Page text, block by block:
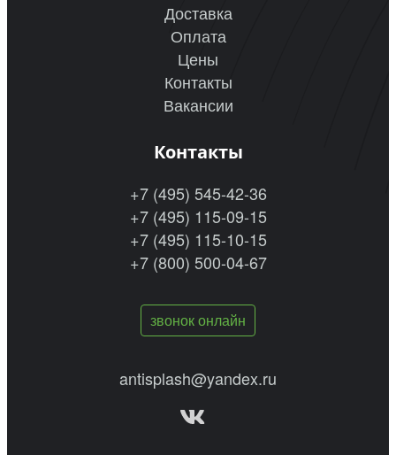
Доставка
Оплата
Цены
Контакты
Вакансии
Контакты
+7 (495) 545-42-36
+7 (495) 115-09-15
+7 (495) 115-10-15
+7 (800) 500-04-67
звонок онлайн
antisplash@yandex.ru